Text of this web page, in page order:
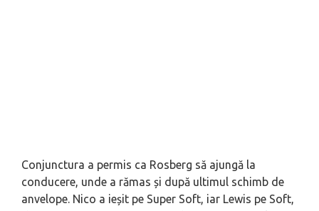
Conjunctura a permis ca Rosberg să ajungă la
conducere, unde a rămas și după ultimul schimb de
anvelope. Nico a ieșit pe Super Soft, iar Lewis pe Soft,